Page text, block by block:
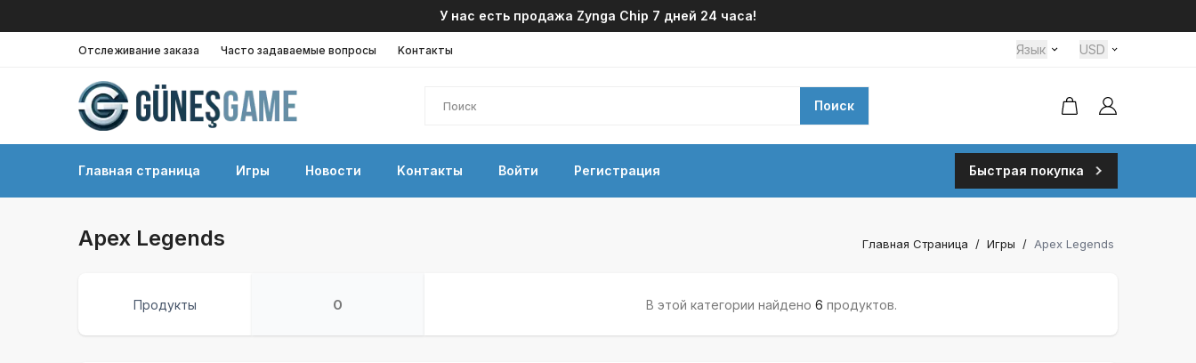
У нас есть продажа Zynga Chip 7 дней 24 часа!
Отслеживание заказа Часто задаваемые вопросы Kонтакты Язык USD
Поиск
Главная страница Игры Новости Kонтакты Войти Регистрация Быстрая покупка
Apex Legends Главная Страница / Игры / Apex Legends
Продукты О В этой категории найдено 6 продуктов.